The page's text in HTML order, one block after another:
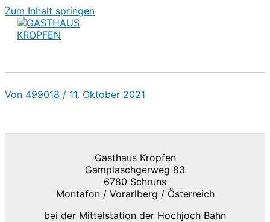
Zum Inhalt springen
Von 499018 / 11. Oktober 2021
Gasthaus Kropfen
Gamplaschgerweg 83
6780 Schruns
Montafon / Vorarlberg / Österreich
bei der Mittelstation der Hochjoch Bahn